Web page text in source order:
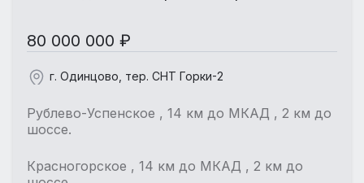
80 000 000 ₽
г. Одинцово, тер. СНТ Горки-2
Рублево-Успенское , 14 км до МКАД , 2 км до
шоссе.
Красногорское , 14 км до МКАД , 2 км до